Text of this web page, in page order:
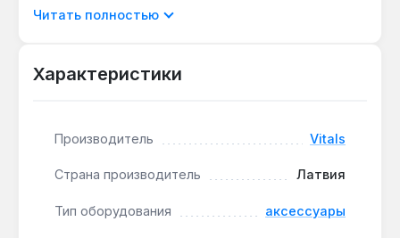
резьба 5/8" на тыльной стороне подходит для
Универсальное крепление лазера:
других брендов.
для стационарной установки, магниты для
быстрого крепления и ушко для подвеса на
Читать полностью
Характеристики
Производитель Vitals
Страна производитель Латвия
Тип оборудования аксессуары